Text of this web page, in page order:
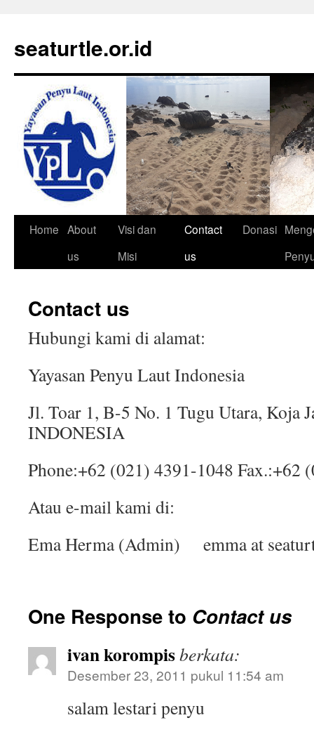
isi
seaturtle.or.id
Home About
us
Visi dan
Misi
Contact
us
Donasi
Contact us
Hubungi kami di alamat:
Yayasan Penyu Laut Indonesia
Jl. Toar 1, B-5 No. 1 Tugu Utara, Koja
INDONESIA
Phone:+62 (021) 4391-1048 Fax.:+62
Atau e-mail kami di:
Ema Herma (Admin) emma at
One Response to Contact us
ivan korompisberkata:
Desember 23, 2011 pukul 11:54 am
salam lestari penyu